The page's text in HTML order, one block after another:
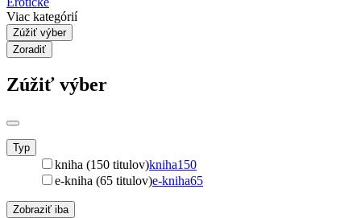
Viac kategórií
Zúžiť výber
Zoradiť
Zúžiť výber
Typ
kniha (150 titulov)kniha150
e-kniha (65 titulov)e-kniha65
Zobraziť iba